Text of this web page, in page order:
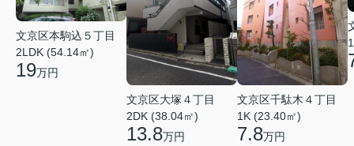
文京区本駒込５丁目
2LDK (54.14㎡)
19万円
文京区大塚４丁目
2DK (38.04㎡)
13.8万円
文京区千駄木４丁目
1K (23.40㎡)
7.8万円